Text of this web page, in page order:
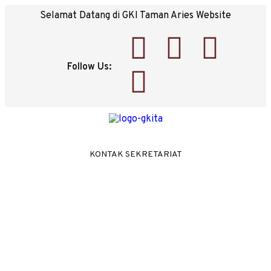
Selamat Datang di GKI Taman Aries Website
Follow Us:
KONTAK SEKRETARIAT